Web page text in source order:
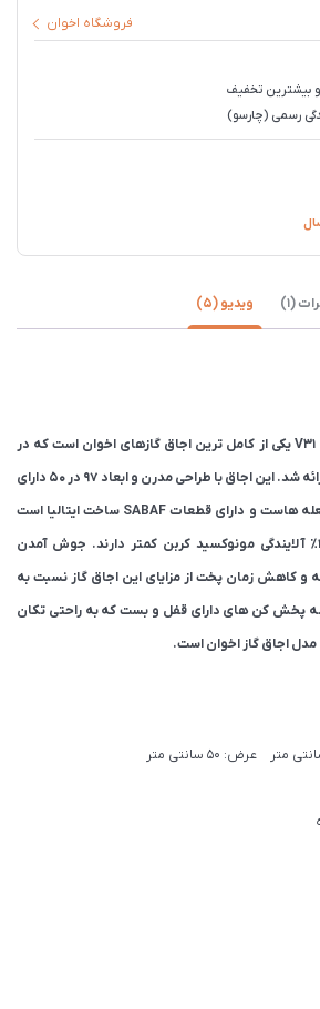
فروشگاه اخوان
بیشترین تخفیف
رسمی (چارسو)
(1) ویدیو (5)
اجاق گاز 6 شعله اخوان مدل V31 یکی از کامل ترین اجاق گازهای اخوان است که در
بهمن ۱۴۰۴ به بازار معرفی و ارائه شد. این اجاق با طراحی مدرن و ابعاد 97 در 50 دارای
فاصله بسیار مناسب بین شعله هاست و دارای قطعات SABAF ساخت ایتالیا است
که ۲۵٪ راندمان بالاتر و ۴۹٪ آلایندگی مونوکسید کربن کمتر دارند. جوش آمدن
و کاهش زمان پخت از مزایای این اجاق گاز نسبت به
پخش کن های دارای قفل و بست که به راحتی تکان
مدل اجاق گاز اخوان است.